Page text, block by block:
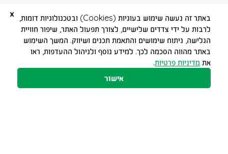
x באתר זה נעשה שימוש בעוגיות (Cookies) ובטכנולוגיות דומות,
לרבות על ידי צדדים שלישיים, לצורך תפעול האתר, שיפור חוויית
הגלישה, ניתוח שימושים והתאמת תכנים ושיווק. המשך השימוש
באתר מהווה הסכמה לכך. למידע נוסף ולניהול ההעדפות, ראו
את מדיניות פרטיות.
אישור